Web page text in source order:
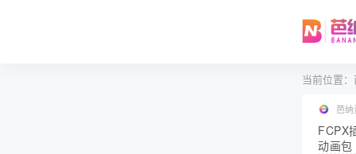
当前位置：
芭
FCPX
动画